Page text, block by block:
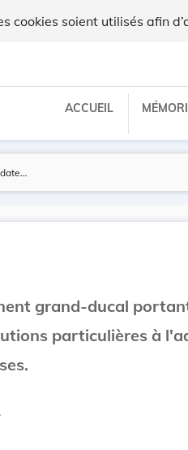
cookies soient utilisés afin
ACCUEIL
grand-ducal
particulières à